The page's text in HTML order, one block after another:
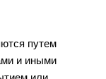
путем
и иными